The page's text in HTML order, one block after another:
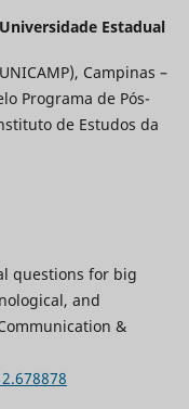
Universidade Estadual
Campinas –
Programa de Pós-
de Estudos da
questions for big
and
&